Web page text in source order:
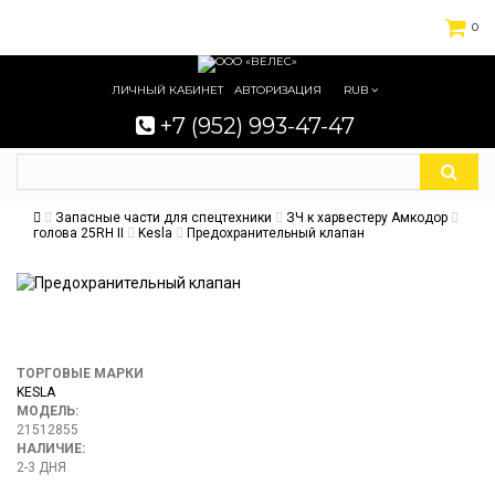
0
ЛИЧНЫЙ КАБИНЕТ АВТОРИЗАЦИЯ RUB
+7 (952) 993-47-47
Запасные части для спецтехники
ЗЧ к харвестеру Амкодор
голова 25RH II
Kesla Предохранительный клапан
ТОРГОВЫЕ МАРКИ
KESLA
МОДЕЛЬ:
21512855
НАЛИЧИЕ:
2-3 ДНЯ